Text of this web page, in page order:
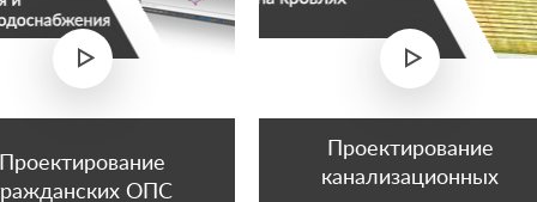
Проектирование
ОПС
Проектирование
канализационных